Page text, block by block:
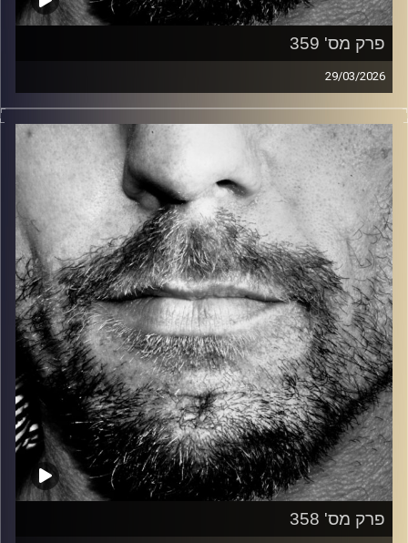
פרק מס' 359
29/03/2026
זיפים, מוזיקה מחוספסת של הופעות חיות. הרבה ג'אם, רוק,
בלוז, bluegrass, ג'אז, Fאנק, פרוגרסיב ואפילו אלקטרוניקה.
כל מה שחי, אמיתי ונושם.
עם שמוליק רגב.
קרדיט תמונות: David Goehring
פרק מס' 358